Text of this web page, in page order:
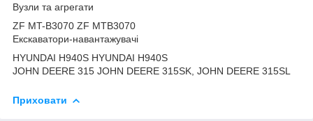
Вузли та агрегати
ZF MT-B3070 ZF MTB3070
Екскаватори-навантажувачі
HYUNDAI H940S HYUNDAI H940S
JOHN DEERE 315 JOHN DEERE 315SK, JOHN DEERE 315SL
Приховати